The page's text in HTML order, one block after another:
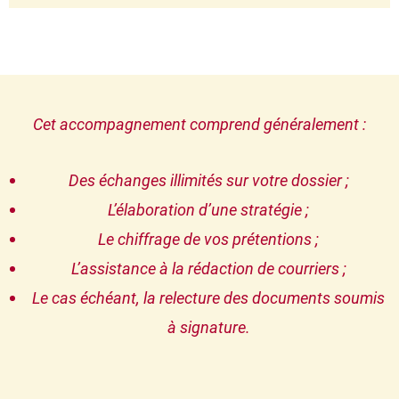
Cet accompagnement comprend généralement :
Des échanges illimités sur votre dossier ;
L’élaboration d’une stratégie ;
Le chiffrage de vos prétentions ;
L’assistance à la rédaction de courriers ;
Le cas échéant, la relecture des documents soumis
à signature.